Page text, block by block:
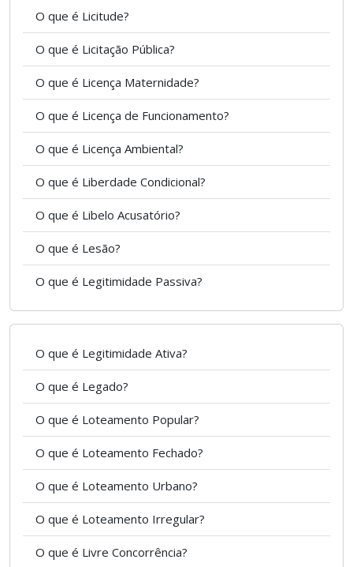
O que é Licitude?
O que é Licitação Pública?
O que é Licença Maternidade?
O que é Licença de Funcionamento?
O que é Licença Ambiental?
O que é Liberdade Condicional?
O que é Libelo Acusatório?
O que é Lesão?
O que é Legitimidade Passiva?
O que é Legitimidade Ativa?
O que é Legado?
O que é Loteamento Popular?
O que é Loteamento Fechado?
O que é Loteamento Urbano?
O que é Loteamento Irregular?
O que é Livre Concorrência?